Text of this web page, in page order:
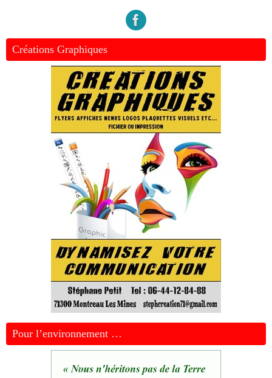
Créations Graphiques
Pour l’environnement …